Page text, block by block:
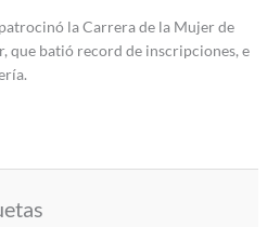
la Carrera de la Mujer de
que batió record de inscripciones, e